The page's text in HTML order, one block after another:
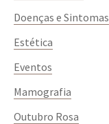
Doenças e Sintomas
Estética
Eventos
Mamografia
Outubro Rosa